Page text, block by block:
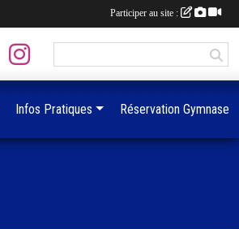
Infos Pratiques Réservation Gymnase
Participer au site :